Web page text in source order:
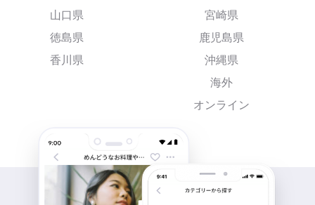
山口県
徳島県
香川県
宮崎県
鹿児島県
沖縄県
海外
オンライン